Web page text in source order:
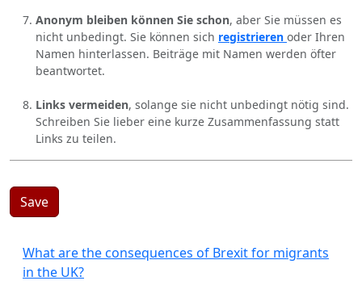
Anonym bleiben können Sie schon, aber Sie müssen es
nicht unbedingt. Sie können sich registrieren oder Ihren
Namen hinterlassen. Beiträge mit Namen werden öfter
beantwortet.
Links vermeiden, solange sie nicht unbedingt nötig sind.
Schreiben Sie lieber eine kurze Zusammenfassung statt
Links zu teilen.
Save
What are the consequences of Brexit for migrants
in the UK?